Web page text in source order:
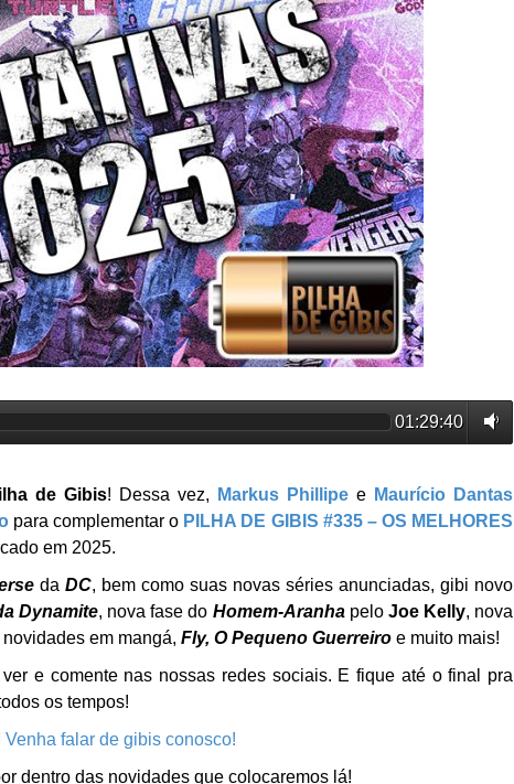
01:29:40
de Gibis! Dessa vez, Markus Phillipe e Maurício Dantas
para complementar o PILHA DE GIBIS #335 – OS MELHORES
em 2025.
da DC, bem como suas novas séries anunciadas, gibi novo
Dynamite, nova fase do Homem-Aranhapelo Joe Kelly, nova
em mangá, Fly, O Pequeno Guerreiro e muito mais!
e comente nas nossas redes sociais. E fique até o final pra
os tempos!
Venha falar de gibis conosco!
dentro das novidades que colocaremos lá!